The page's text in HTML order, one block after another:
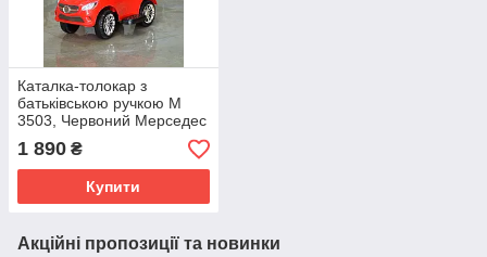
Каталка-толокар з
батьківською ручкою M
3503, Червоний Мерседес
1 890 ₴
Купити
Акційні пропозиції та новинки